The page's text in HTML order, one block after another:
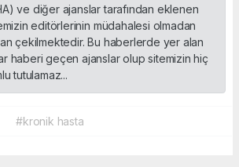
ve diğer ajanslar tarafından eklenen
editörlerinin müdahalesi olmadan
çekilmektedir. Bu haberlerde yer alan
haberi geçen ajanslar olup sitemizin hiç
tutulamaz...
#kronik hasta